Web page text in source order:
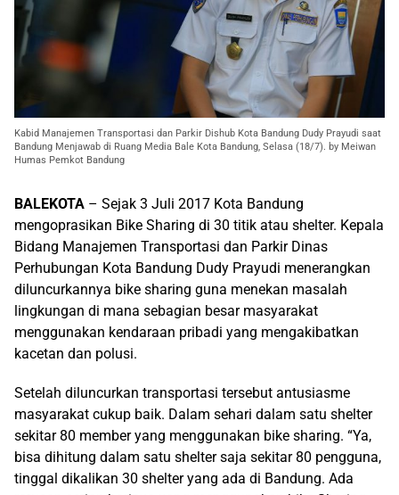
Kabid Manajemen Transportasi dan Parkir Dishub Kota Bandung Dudy Prayudi saat
Bandung Menjawab di Ruang Media Bale Kota Bandung, Selasa (18/7). by Meiwan
Humas Pemkot Bandung
BALEKOTA – Sejak 3 Juli 2017 Kota Bandung
mengoprasikan Bike Sharing di 30 titik atau shelter. Kepala
Bidang Manajemen Transportasi dan Parkir Dinas
Perhubungan Kota Bandung Dudy Prayudi menerangkan
diluncurkannya bike sharing guna menekan masalah
lingkungan di mana sebagian besar masyarakat
menggunakan kendaraan pribadi yang mengakibatkan
kacetan dan polusi.
Setelah diluncurkan transportasi tersebut antusiasme
masyarakat cukup baik. Dalam sehari dalam satu shelter
sekitar 80 member yang menggunakan bike sharing. “Ya,
bisa dihitung dalam satu shelter saja sekitar 80 pengguna,
tinggal dikalikan 30 shelter yang ada di Bandung. Ada